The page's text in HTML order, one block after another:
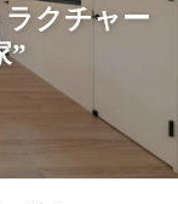
クチャー
”